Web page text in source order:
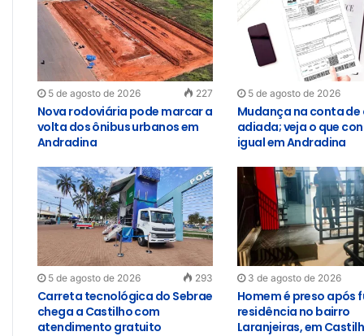
5 de agosto de 2026 227
Nova rodoviária pode marcar a
volta dos ônibus urbanos em
Andradina
5 de agosto de 2026
Mudança na conta de
adiada; veja o que
igual em Andradina
5 de agosto de 2026 293
Carreta tecnológica do Sebrae
chega a Castilho com
atendimento gratuito
3 de agosto de 2026
Homem é preso após
residência no bairro
Laranjeiras, em